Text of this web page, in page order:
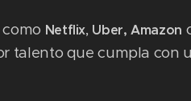
Netflix, Uber, Amazon
talento que cumpla con